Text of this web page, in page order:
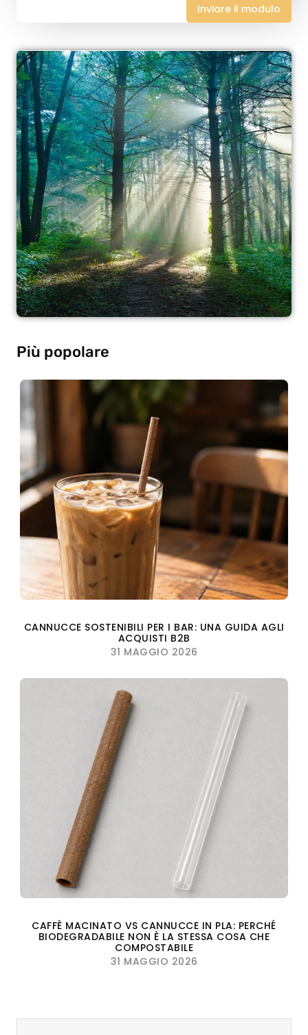
Inviare il modulo
Più popolare
CANNUCCE SOSTENIBILI PER I BAR: UNA GUIDA AGLI
ACQUISTI B2B
31 MAGGIO 2026
CAFFÈ MACINATO VS CANNUCCE IN PLA: PERCHÉ
BIODEGRADABILE NON È LA STESSA COSA CHE
COMPOSTABILE
31 MAGGIO 2026